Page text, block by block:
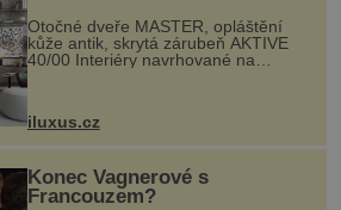
Otočné dveře MASTER, opláštění
kůže antik, skrytá zárubeň AKTIVE
40/00 Interiéry navrhované na
zakázku často vyžadují atypické
rozměry nejen nábytku, ale i
dnes umož...
iluxus.cz
Konec Vagnerové s
Francouzem?